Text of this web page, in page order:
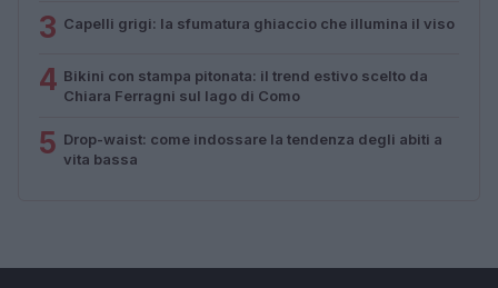
3 Capelli grigi: la sfumatura ghiaccio che illumina il viso
4 Bikini con stampa pitonata: il trend estivo scelto da
Chiara Ferragni sul lago di Como
5 Drop-waist: come indossare la tendenza degli abiti a
vita bassa